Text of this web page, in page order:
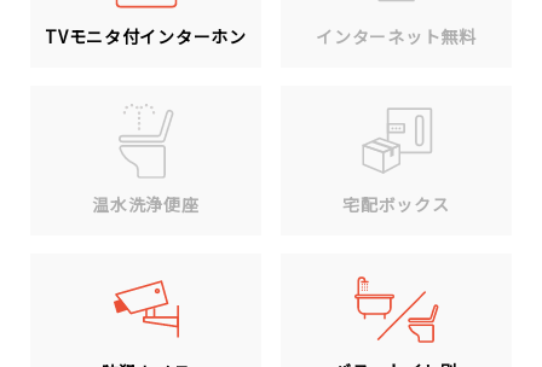
TVモニタ付インターホン インターネット無料
温水洗浄便座 宅配ボックス